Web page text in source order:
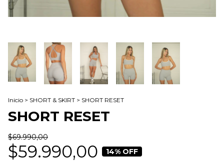
Inicio > SHORT & SKIRT > SHORT RESET
SHORT RESET
$69.990,00
$59.990,00 14% OFF